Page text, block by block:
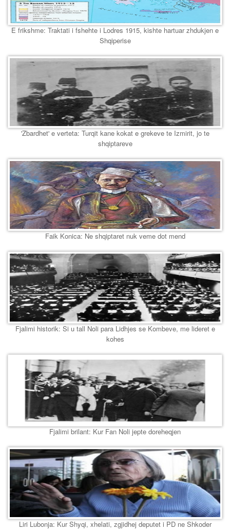
E frikshme: Traktati i fshehte i Lodres 1915, kishte hartuar zhdukjen e
Shqiperise
'Zbardhet' e verteta: Turqit kane kokat e grekeve te Izmirit, jo te
shqiptareve
Faik Konica: Ne shqiptaret nuk veme dot mend
Fjalimi historik: Si u tall Noli para Lidhjes se Kombeve, me lideret e
kohes
Fjalimi brilant: Kur Fan Noli jepte doreheqjen
Liri Lubonja: Kur Shyqi, xhelati, zgjidhej deputet i PD ne Shkoder